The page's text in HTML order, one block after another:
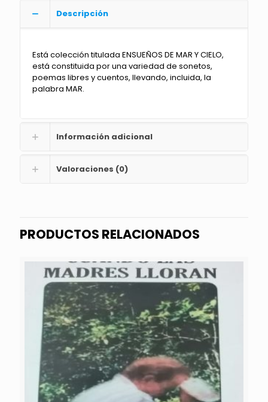
Descripción
Está colección titulada ENSUEÑOS DE MAR Y CIELO,
está constituida por una variedad de sonetos,
poemas libres y cuentos, llevando, incluida, la
palabra MAR.
Información adicional
Valoraciones (0)
PRODUCTOS RELACIONADOS